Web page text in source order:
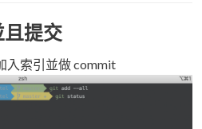
提交
入索引並做 commit